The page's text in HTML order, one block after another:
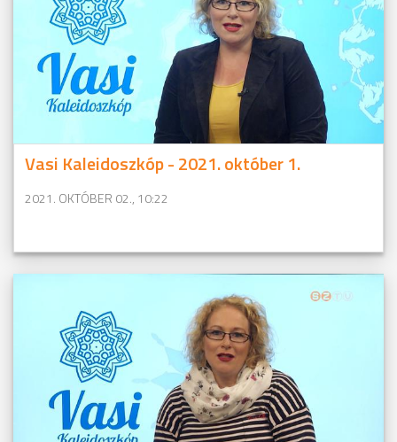
Vasi Kaleidoszkóp - 2021. október 1.
2021. OKTÓBER 02., 10:22